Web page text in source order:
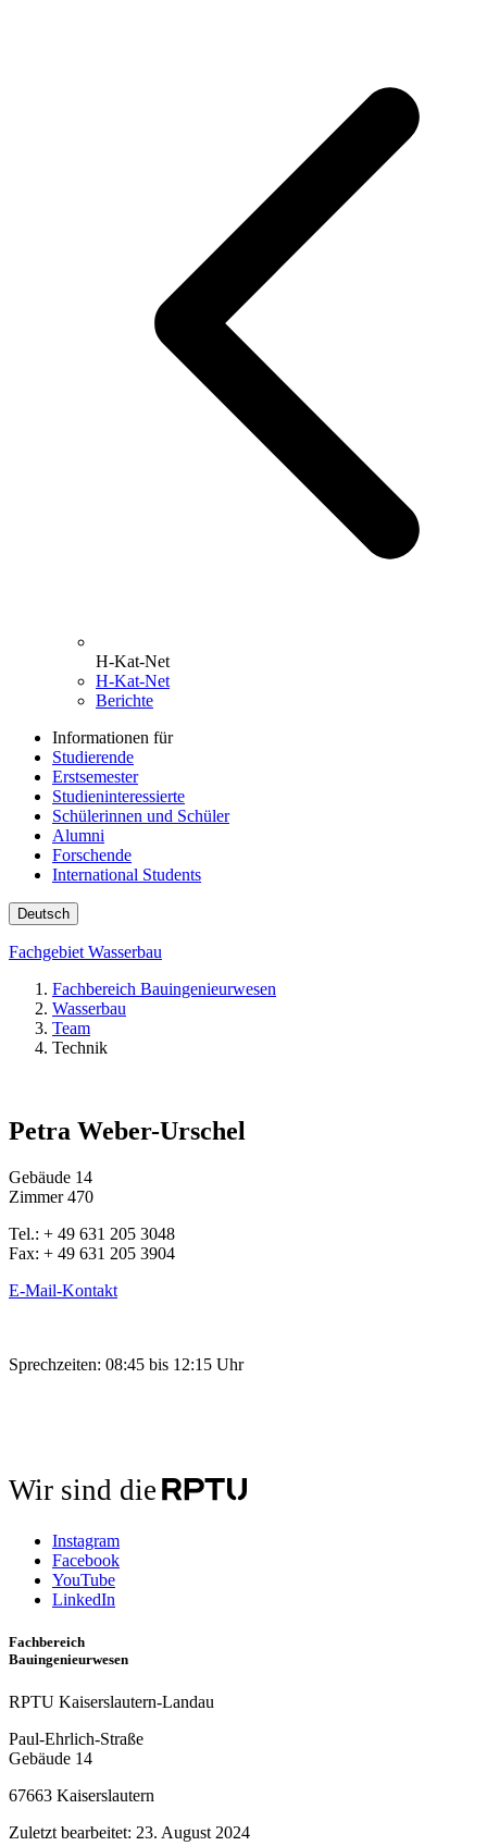
H-Kat-Net
H-Kat-Net
Berichte
Informationen für
Studierende
Erstsemester
Studieninteressierte
Schülerinnen und Schüler
Alumni
Forschende
International Students
Deutsch
Fachgebiet Wasserbau
Fachbereich Bauingenieurwesen
Wasserbau
Team
Technik
Petra Weber-Urschel
Gebäude 14
Zimmer 470
Tel.: + 49 631 205 3048
Fax: + 49 631 205 3904
E-Mail-Kontakt
Sprechzeiten: 08:45 bis 12:15 Uhr
Wir sind die
Instagram
Facebook
YouTube
LinkedIn
Fachbereich
Bauingenieurwesen
RPTU Kaiserslautern-Landau
Paul-Ehrlich-Straße
Gebäude 14
67663 Kaiserslautern
Zuletzt bearbeitet: 23. August 2024